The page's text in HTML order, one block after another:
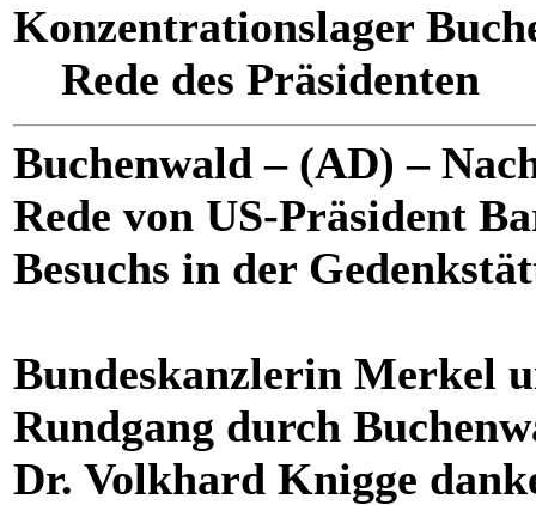
Konzentrationslager
Rede des Präsidenten
Buchenwald – (AD) –
Rede von US-Präsident
Besuchs in der
Bundeskanzlerin Merkel
Rundgang durch
Dr. Volkhard Knigge